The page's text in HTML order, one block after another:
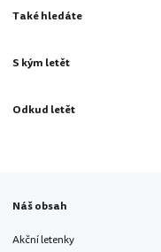
Také hledáte
S kým letět
Odkud letět
Náš obsah
Akční letenky